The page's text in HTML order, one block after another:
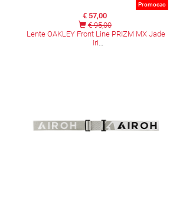
Promocao
€ 57,00
€ 95,00
Lente OAKLEY Front Line PRIZM MX Jade
Iri